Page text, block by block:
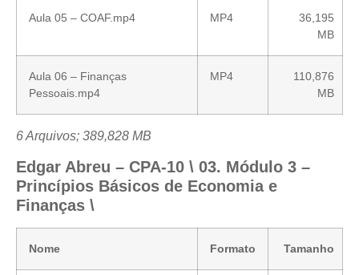
Aula 05 – COAF.mp4 MP4
36,195
MB
Aula 06 – Finanças
Pessoais.mp4
MP4
110,876
MB
6 Arquivos; 389,828 MB
Edgar Abreu – CPA-10 \ 03. Módulo 3 –
Princípios Básicos de Economia e
Finanças \
Nome Formato Tamanho